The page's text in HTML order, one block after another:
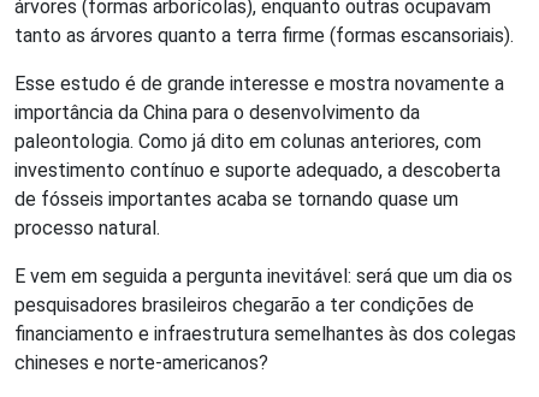
árvores (formas arborícolas), enquanto outras ocupavam
tanto as árvores quanto a terra firme (formas escansoriais).
Esse estudo é de grande interesse e mostra novamente a
importância da China para o desenvolvimento da
paleontologia. Como já dito em colunas anteriores, com
investimento contínuo e suporte adequado, a descoberta
de fósseis importantes acaba se tornando quase um
processo natural.
E vem em seguida a pergunta inevitável: será que um dia os
pesquisadores brasileiros chegarão a ter condições de
financiamento e infraestrutura semelhantes às dos colegas
chineses e norte-americanos?